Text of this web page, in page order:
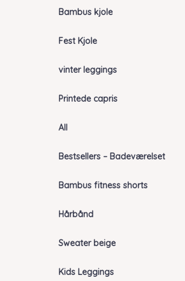
Bambus kjole
Fest Kjole
vinter leggings
Printede capris
All
Bestsellers – Badeværelset
Bambus fitness shorts
Hårbånd
Sweater beige
Kids Leggings